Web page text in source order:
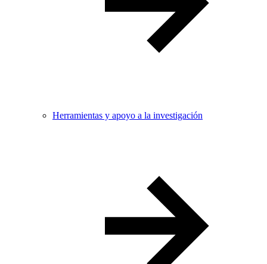
Herramientas y apoyo a la investigación